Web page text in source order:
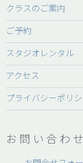
クラスのご案内
ご予約
スタジオレンタル
アクセス
プライバシーポリ
お問い合わせ